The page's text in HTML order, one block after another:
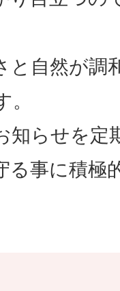
と自然が調
知らせを定
る事に積極